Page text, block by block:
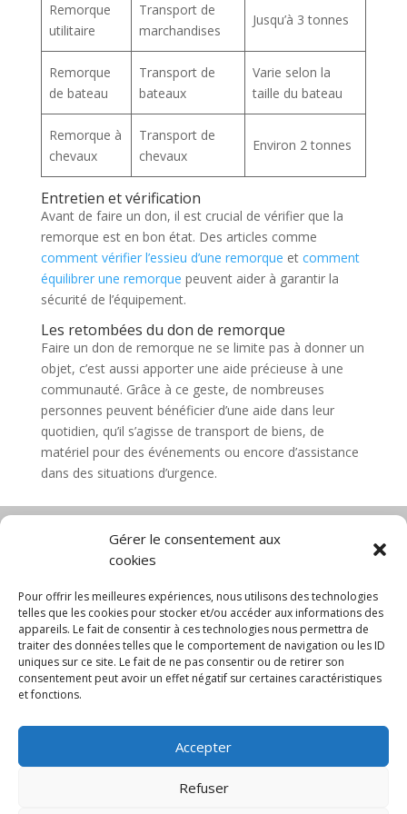
Gérer le consentement aux
cookies
Pour offrir les meilleures expériences, nous utilisons des technologies
telles que les cookies pour stocker et/ou accéder aux informations des
appareils. Le fait de consentir à ces technologies nous permettra de
traiter des données telles que le comportement de navigation ou les ID
uniques sur ce site. Le fait de ne pas consentir ou de retirer son
consentement peut avoir un effet négatif sur certaines caractéristiques
et fonctions.
Accepter
Refuser
Remorque
utilitaire
Transport de
marchandises
Jusqu’à 3 tonnes
Remorque
de bateau
Transport de
bateaux
Varie selon la
taille du bateau
Remorque à
chevaux
Transport de
chevaux
Environ 2 tonnes
Entretien et vérification
Avant de faire un don, il est crucial de vérifier que la
remorque est en bon état. Des articles comme
comment vérifier l’essieu d’une remorque et comment
équilibrer une remorque peuvent aider à garantir la
sécurité de l’équipement.
Les retombées du don de remorque
Faire un don de remorque ne se limite pas à donner un
objet, c’est aussi apporter une aide précieuse à une
communauté. Grâce à ce geste, de nombreuses
personnes peuvent bénéficier d’une aide dans leur
quotidien, qu’il s’agisse de transport de biens, de
matériel pour des événements ou encore d’assistance
dans des situations d’urgence.
Diable électrique
Chariot manutention
CGV
Mentions légales
Politique de confidentialité et protection des
données
Paiement sécurisé
Gérer mes cookies
© 2025 MNG SORARE. Tous droits réservés. Prix
affichés en euros et hors TVA. Site dédié aux